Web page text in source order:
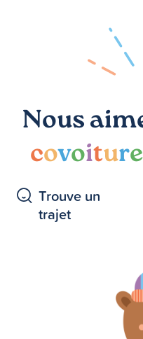
Nous
covoiture
Trouve un
trajet